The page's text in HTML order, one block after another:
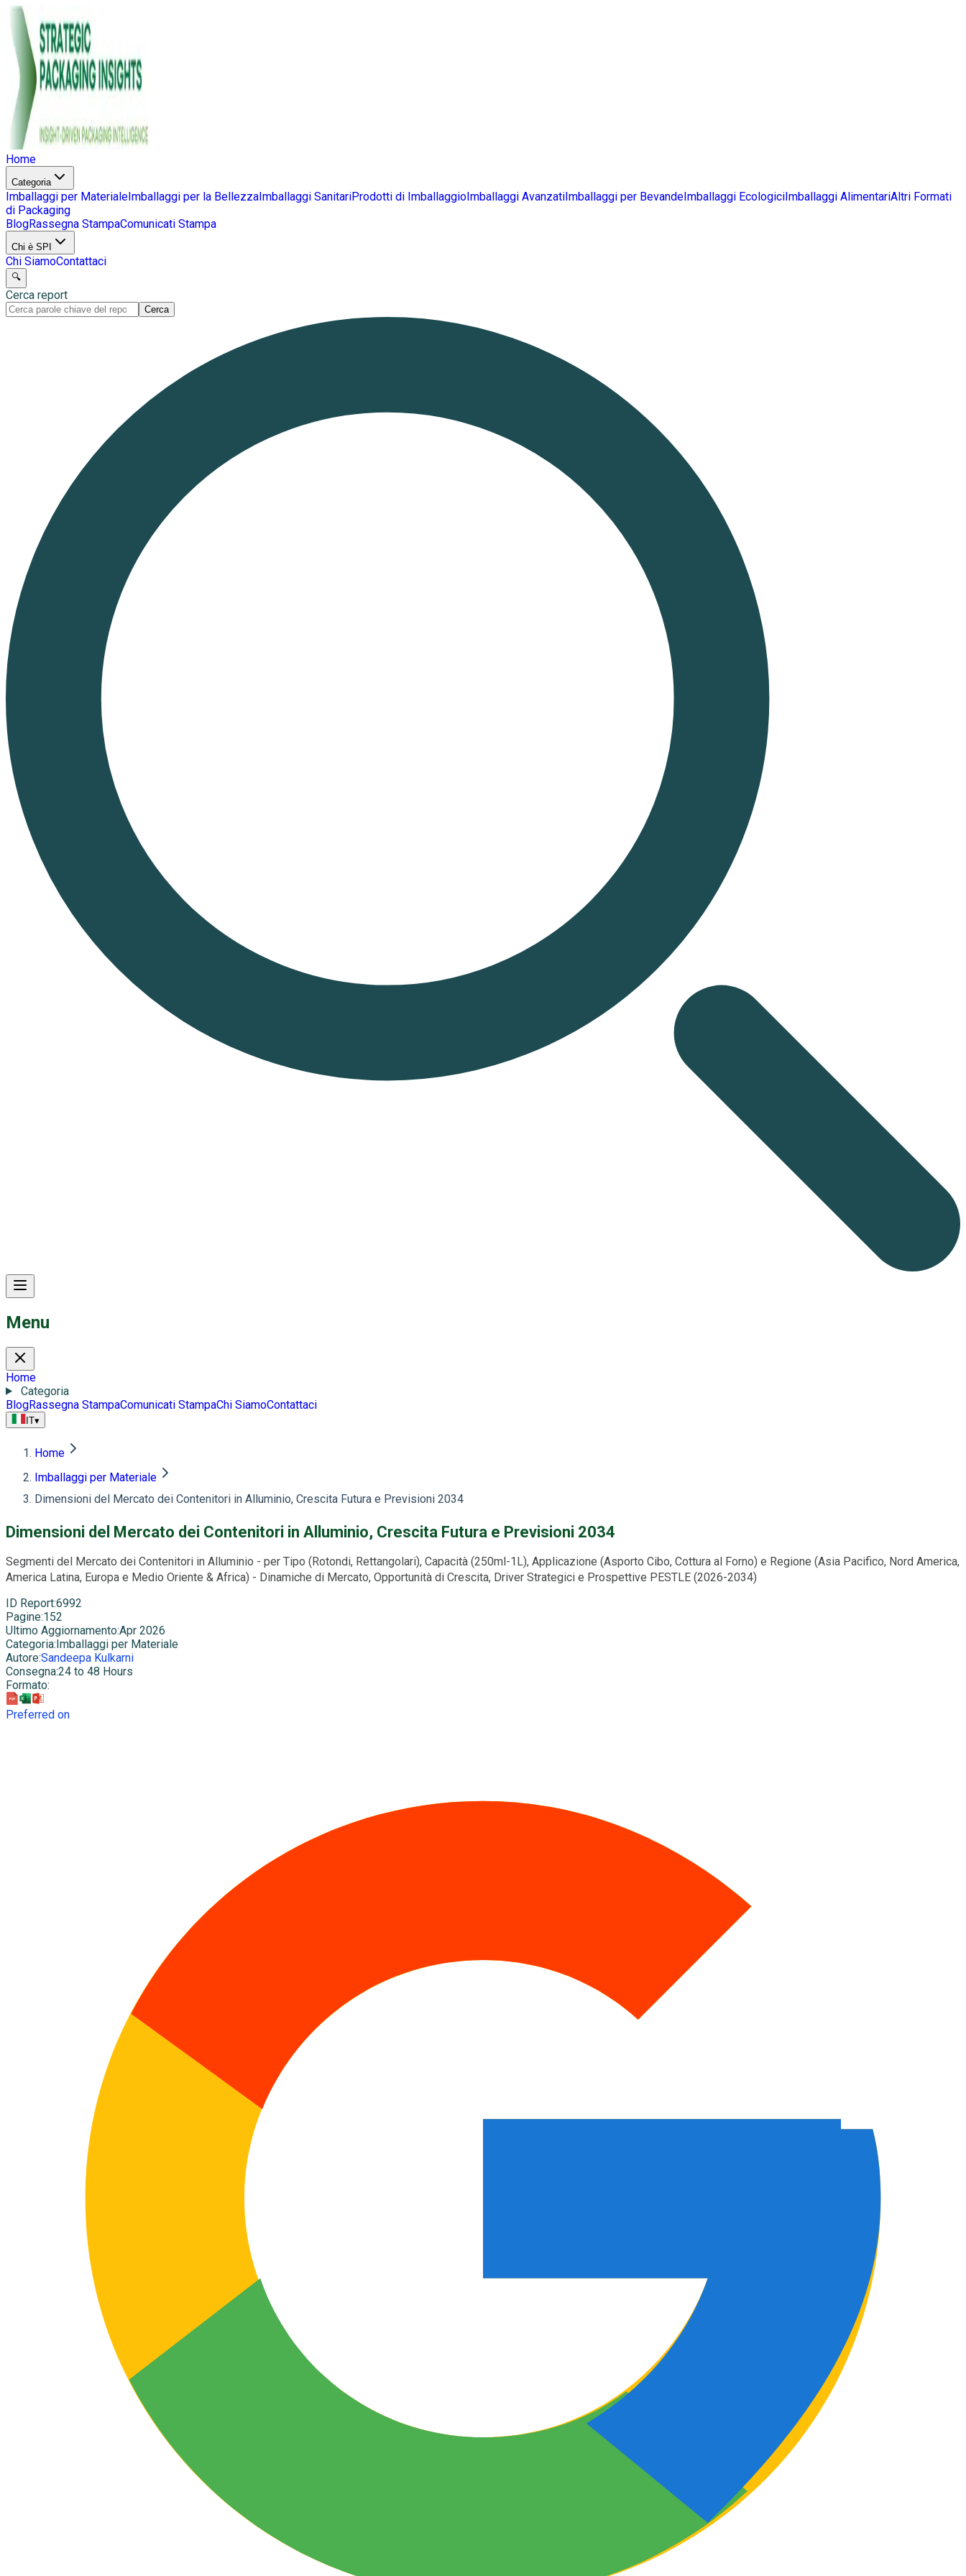
Home
Categoria
Imballaggi per MaterialeImballaggi per la BellezzaImballaggi SanitariProdotti di ImballaggioImballaggi AvanzatiImballaggi per BevandeImballaggi EcologiciImballaggi AlimentariAltri Formati
di Packaging
BlogRassegna StampaComunicati Stampa
Chi è SPI
Chi SiamoContattaci
🔍
Cerca report
Cerca
Menu
Home
Categoria
BlogRassegna StampaComunicati StampaChi SiamoContattaci
IT▾
Home
Imballaggi per Materiale
Dimensioni del Mercato dei Contenitori in Alluminio, Crescita Futura e Previsioni 2034
Dimensioni del Mercato dei Contenitori in Alluminio, Crescita Futura e Previsioni 2034
Segmenti del Mercato dei Contenitori in Alluminio - per Tipo (Rotondi, Rettangolari), Capacità (250ml-1L), Applicazione (Asporto Cibo, Cottura al Forno) e Regione (Asia Pacifico, Nord America,
America Latina, Europa e Medio Oriente & Africa) - Dinamiche di Mercato, Opportunità di Crescita, Driver Strategici e Prospettive PESTLE (2026-2034)
ID Report:6992
Pagine:152
Ultimo Aggiornamento:Apr 2026
Categoria: Imballaggi per Materiale
Autore:Sandeepa Kulkarni
Consegna:24 to 48 Hours
Formato:
Preferred on